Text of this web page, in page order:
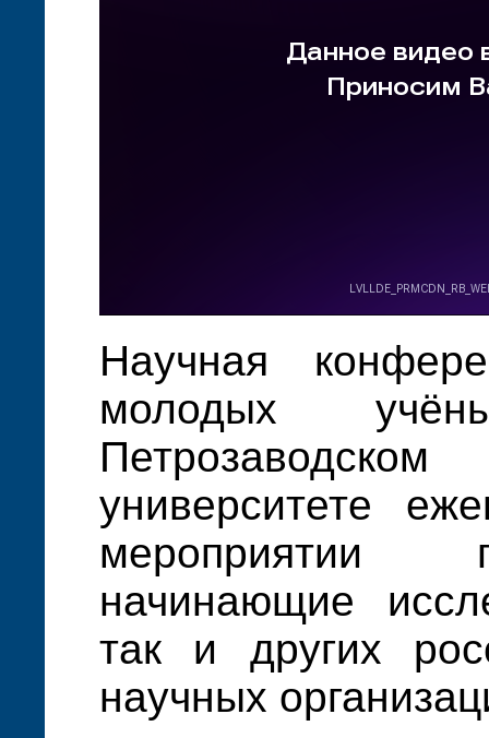
Научная
молодых
университете
мероприятии
начинающие
так и других
научных